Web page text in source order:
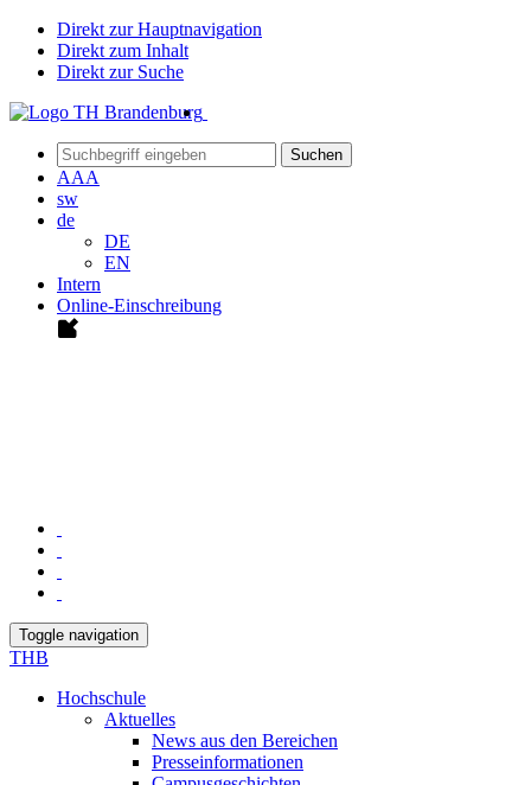
Direkt zur Hauptnavigation
Direkt zum Inhalt
Direkt zur Suche
Suchen
AAA
sw
de
DE
EN
Intern
Online-Einschreibung
Toggle navigation
THB
Hochschule
Aktuelles
News aus den Bereichen
Presseinformationen